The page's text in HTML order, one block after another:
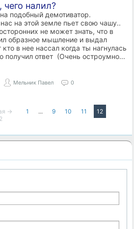
чего налил?
подобный демотиватор.
на этой земле пьет свою чашу..
не может знать, что в
образное мышление и выдал
в нее нассал когда ты нагнулась
получил ответ (Очень остроумно...
Мельник Павел 0
→ 1 ... 9 10 11
12